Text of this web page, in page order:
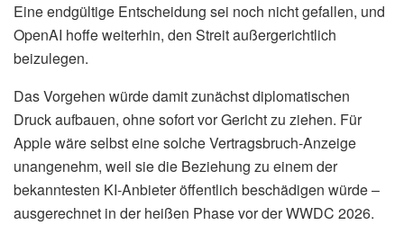
Eine endgültige Entscheidung sei noch nicht gefallen, und
OpenAI hoffe weiterhin, den Streit außergerichtlich
beizulegen.
Das Vorgehen würde damit zunächst diplomatischen
Druck aufbauen, ohne sofort vor Gericht zu ziehen. Für
Apple wäre selbst eine solche Vertragsbruch-Anzeige
unangenehm, weil sie die Beziehung zu einem der
bekanntesten KI-Anbieter öffentlich beschädigen würde –
ausgerechnet in der heißen Phase vor der WWDC 2026.